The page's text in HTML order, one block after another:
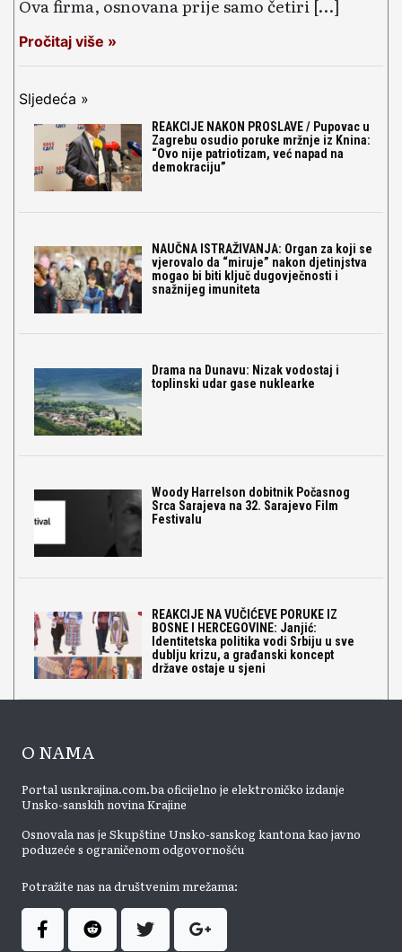
Ova firma, osnovana prije samo četiri […]
Pročitaj više »
Sljedeća »
REAKCIJE NAKON PROSLAVE / Pupovac u
Zagrebu osudio poruke mržnje iz Knina:
“Ovo nije patriotizam, već napad na
demokraciju”
NAUČNA ISTRAŽIVANJA: Organ za koji se
vjerovalo da “miruje” nakon djetinjstva
mogao bi biti ključ dugovječnosti i
snažnijeg imuniteta
Drama na Dunavu: Nizak vodostaj i
toplinski udar gase nuklearke
Woody Harrelson dobitnik Počasnog
Srca Sarajeva na 32. Sarajevo Film
Festivalu
REAKCIJE NA VUČIĆEVE PORUKE IZ
BOSNE I HERCEGOVINE: Janjić:
Identitetska politika vodi Srbiju u sve
dublju krizu, a građanski koncept
države ostaje u sjeni
O NAMA
Portal usnkrajina.com.ba oficijelno je elektroničko izdanje
Unsko-sanskih novina Krajine
Osnovala nas je Skupštine Unsko-sanskog kantona kao javno
poduzeće s ograničenom odgovornošću
Potražite nas na društvenim mrežama: